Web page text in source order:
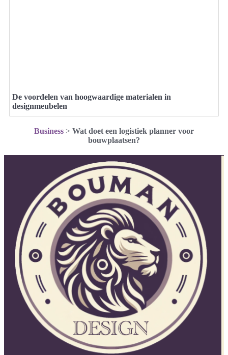
De voordelen van hoogwaardige materialen in
designmeubelen
Business > Wat doet een logistiek planner voor
bouwplaatsen?